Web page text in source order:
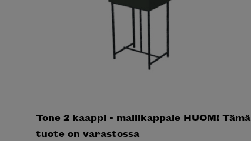
Tone 2 kaappi - mallikappale HUOM! Tämä
tuote on varastossa